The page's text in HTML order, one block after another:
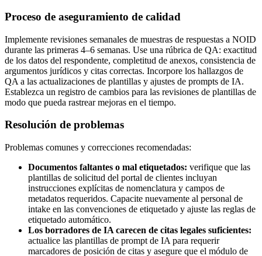
Proceso de aseguramiento de calidad
Implemente revisiones semanales de muestras de respuestas a NOID
durante las primeras 4–6 semanas. Use una rúbrica de QA: exactitud
de los datos del respondente, completitud de anexos, consistencia de
argumentos jurídicos y citas correctas. Incorpore los hallazgos de
QA a las actualizaciones de plantillas y ajustes de prompts de IA.
Establezca un registro de cambios para las revisiones de plantillas de
modo que pueda rastrear mejoras en el tiempo.
Resolución de problemas
Problemas comunes y correcciones recomendadas:
Documentos faltantes o mal etiquetados: verifique que las
plantillas de solicitud del portal de clientes incluyan
instrucciones explícitas de nomenclatura y campos de
metadatos requeridos. Capacite nuevamente al personal de
intake en las convenciones de etiquetado y ajuste las reglas de
etiquetado automático.
Los borradores de IA carecen de citas legales suficientes:
actualice las plantillas de prompt de IA para requerir
marcadores de posición de citas y asegure que el módulo de